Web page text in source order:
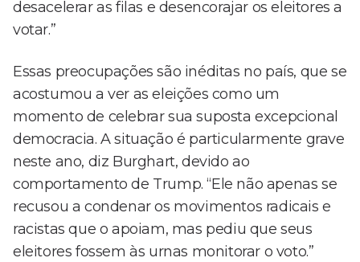
desacelerar as filas e desencorajar os eleitores a
votar.”
Essas preocupações são inéditas no país, que se
acostumou a ver as eleições como um
momento de celebrar sua suposta excepcional
democracia. A situação é particularmente grave
neste ano, diz Burghart, devido ao
comportamento de Trump. “Ele não apenas se
recusou a condenar os movimentos radicais e
racistas que o apoiam, mas pediu que seus
eleitores fossem às urnas monitorar o voto.”